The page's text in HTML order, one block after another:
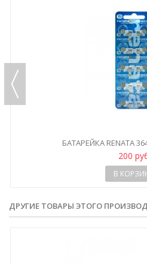
БАТАРЕЙКА RENATA
200
В
ДРУГИЕ ТОВАРЫ ЭТОГО